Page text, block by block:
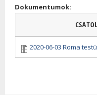
Dokumentumok:
2020-06-03 Roma